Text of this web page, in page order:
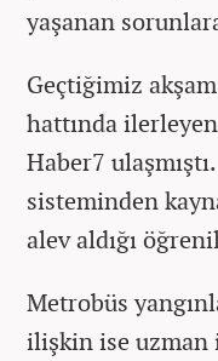
yaşanan
Geçtiğimiz
hattında
Haber7
sisteminden
alev aldığı
Metrobüs
ilişkin ise uzman